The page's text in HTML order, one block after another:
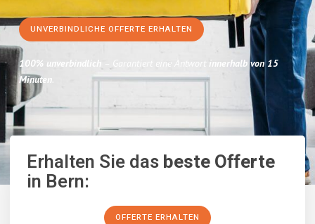
UNVERBINDLICHE OFFERTE ERHALTEN
100% unverbindlich – Garantiert eine Antwort innerhalb von 15
Minuten.
Erhalten Sie dasbeste Offerte
in Bern:
OFFERTE ERHALTEN